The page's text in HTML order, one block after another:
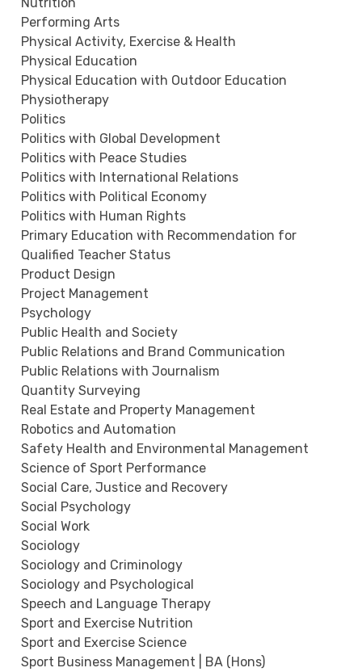
Performing Arts
Physical Activity, Exercise & Health
Physical Education
Physical Education with Outdoor Education
Physiotherapy
Politics
Politics with Global Development
Politics with Peace Studies
Politics with International Relations
Politics with Political Economy
Politics with Human Rights
Primary Education with Recommendation for
Qualified Teacher Status
Product Design
Project Management
Psychology
Public Health and Society
Public Relations and Brand Communication
Public Relations with Journalism
Quantity Surveying
Real Estate and Property Management
Robotics and Automation
Safety Health and Environmental Management
Science of Sport Performance
Social Care, Justice and Recovery
Social Psychology
Social Work
Sociology
Sociology and Criminology
Sociology and Psychological
Speech and Language Therapy
Sport and Exercise Nutrition
Sport and Exercise Science
Sport Business Management | BA (Hons)